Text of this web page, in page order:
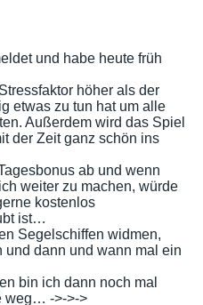
und habe heute früh
höher als der
etwas zu tun hat um alle
Außerdem wird das Spiel
der Zeit ganz schön ins
ab und wenn
weiter zu machen, würde
kostenlos
ist…
Segelschiffen widmen,
dann und wann mal ein
bin ich dann noch mal
weg… ->->->